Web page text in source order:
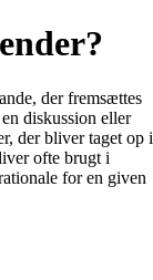
der fremsættes
diskussion eller
der bliver taget op i
ofte brugt i
for en given